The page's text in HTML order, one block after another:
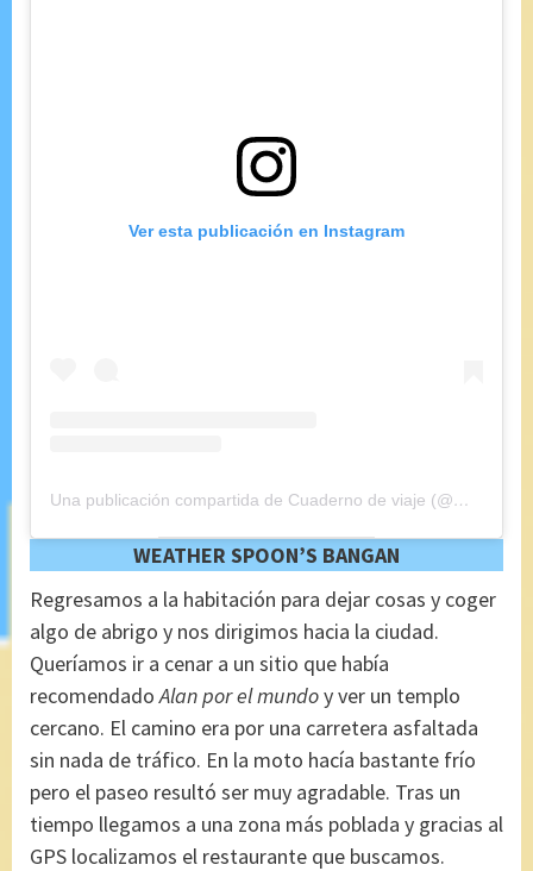
Ver esta publicación en Instagram
Una publicación compartida de Cuaderno de viaje (@maryajosess)
WEATHER SPOON’S BANGAN
Regresamos a la habitación para dejar cosas y coger
algo de abrigo y nos dirigimos hacia la ciudad.
Queríamos ir a cenar a un sitio que había
recomendadoAlan por el mundoy ver un templo
cercano. El camino era por una carretera asfaltada
sin nada de tráfico. En la moto hacía bastante frío
pero el paseo resultó ser muy agradable. Tras un
tiempo llegamos a una zona más poblada y gracias al
GPS localizamos el restaurante que buscamos.